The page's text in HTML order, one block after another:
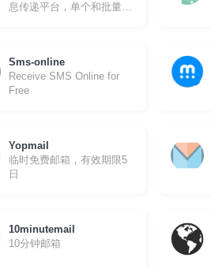
息传递平台，单个和批量
Sms-online
Receive SMS Online for
Free
Yopmail
临时免费邮箱，有效期限5
日
10minutemail
10分钟邮箱